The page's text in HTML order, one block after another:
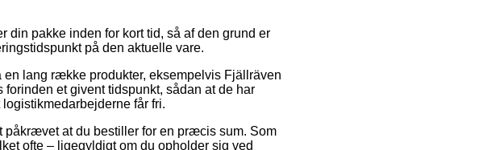
din pakke inden for kort tid, så af den grund er
på den aktuelle vare.
en lang række produkter, eksempelvis Fjällräven
et givent tidspunkt, sådan at de har
får fri.
påkrævet at du bestiller for en præcis sum. Som
ofte – ligegyldigt om du opholder sig ved